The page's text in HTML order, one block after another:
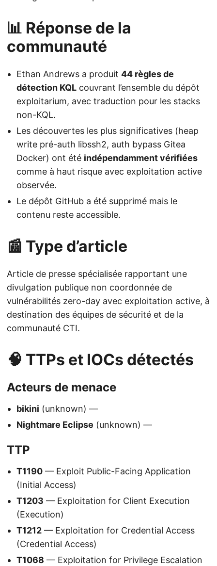
📊 Réponse de la
communauté
Ethan Andrews a produit 44 règles de
détection KQL couvrant l’ensemble du dépôt
exploitarium, avec traduction pour les stacks
non-KQL.
Les découvertes les plus significatives (heap
write pré-auth libssh2, auth bypass Gitea
Docker) ont été indépendamment vérifiées
comme à haut risque avec exploitation active
observée.
Le dépôt GitHub a été supprimé mais le
contenu reste accessible.
📰 Type d’article
Article de presse spécialisée rapportant une
divulgation publique non coordonnée de
vulnérabilités zero-day avec exploitation active, à
destination des équipes de sécurité et de la
communauté CTI.
🧠 TTPs et IOCs détectés
Acteurs de menace
bikini (unknown) —
Nightmare Eclipse (unknown) —
TTP
T1190 — Exploit Public-Facing Application
(Initial Access)
T1203 — Exploitation for Client Execution
(Execution)
T1212 — Exploitation for Credential Access
(Credential Access)
T1068 — Exploitation for Privilege Escalation